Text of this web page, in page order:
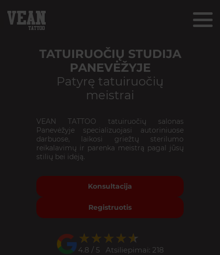
TATUIRUOČIŲ STUDIJA
PANEVĖŽYJE
Patyrę tatuiruočių
meistrai
VEAN TATTOO tatuiruočių salonas
Panevėžyje specializuojasi autoriniuose
darbuose, laikosi griežtų sterilumo
reikalavimų ir parenka meistrą pagal jūsų
stilių bei idėją.
Konsultacija
Registruotis
★★★★★
★★★★★
4.8 / 5 Atsiliepimai: 218